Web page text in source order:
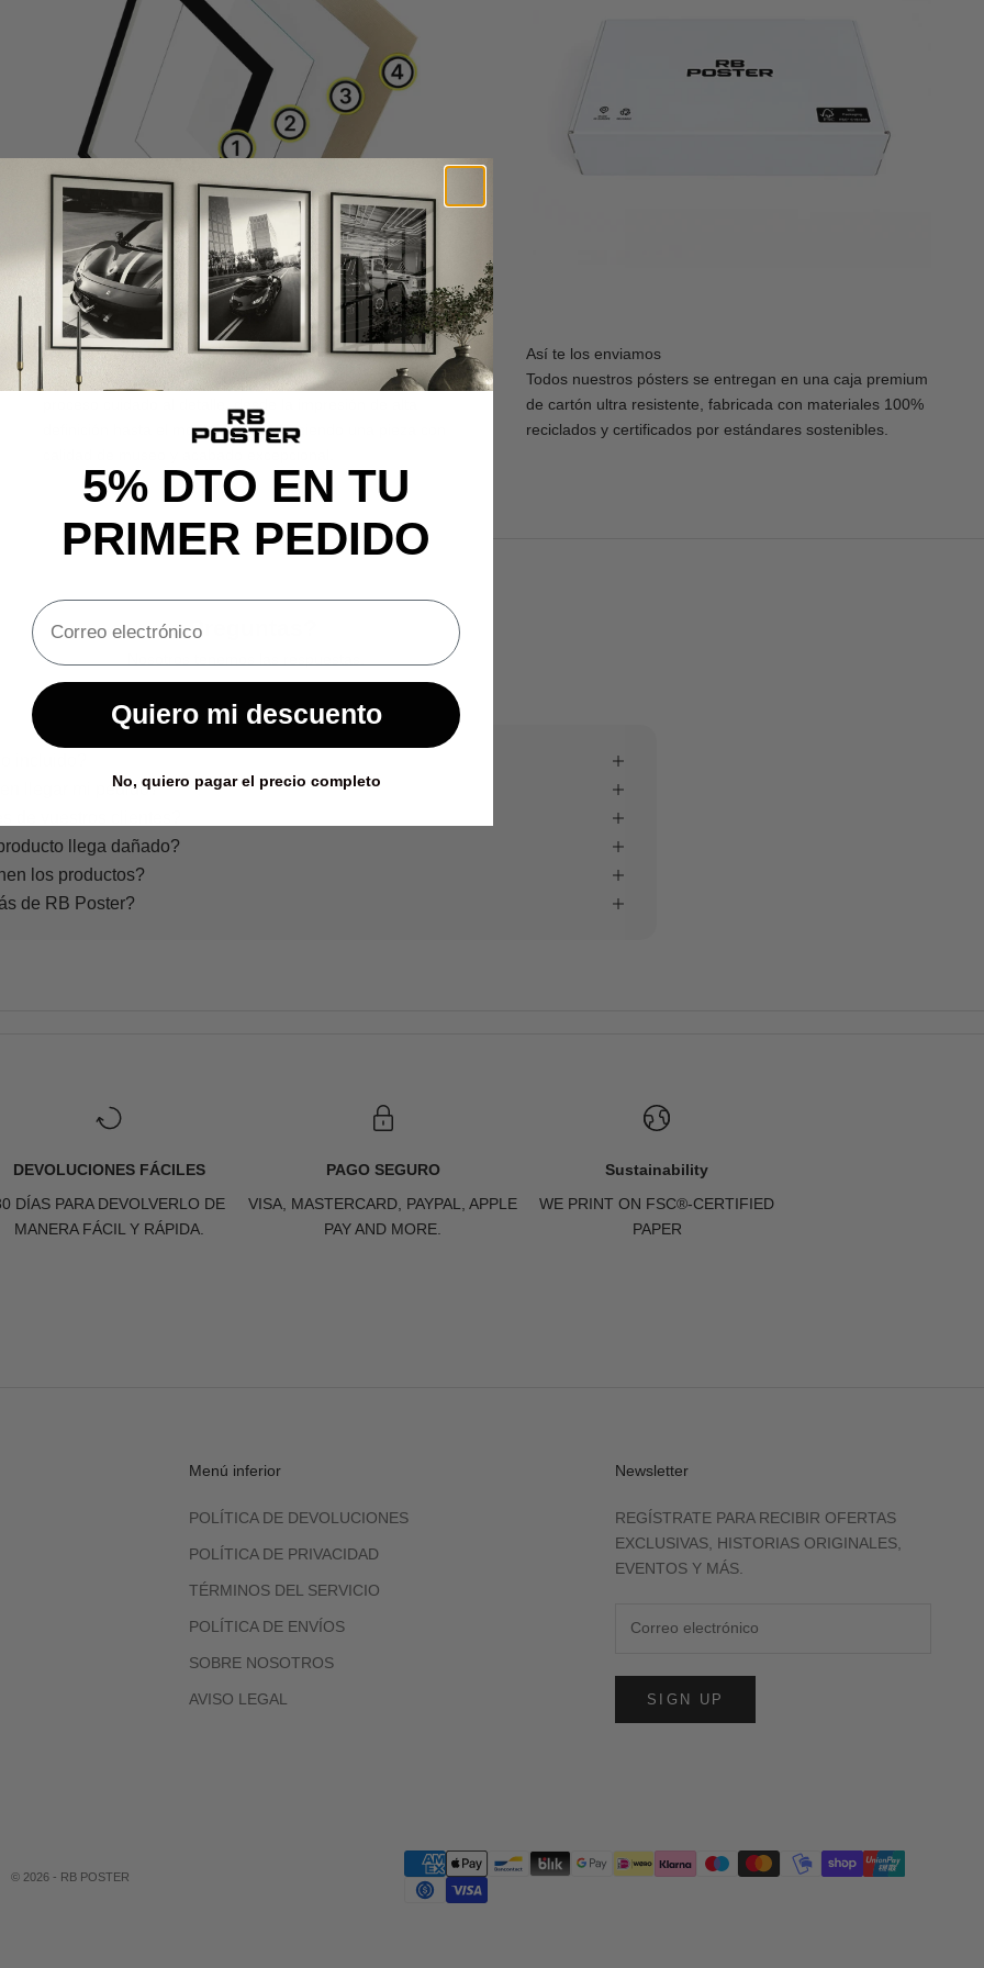
CALIDAD DE MUSEO
Cada poster se produce con materiales premium y un
definición hasta el montaje final, ofreciendo una pieza con
Así te los enviamos
Todos nuestros pósters se entregan en una caja premium
de cartón ultra resistente, fabricada con materiales 100%
reciclados y certificados por estándares sostenibles.
¿Preguntas?
llegar mi pedido?
llega dañado?
los productos?
de RB Poster?
DEVOLUCIONES FÁCILES
DÍAS PARA DEVOLVERLO DE
MANERA FÁCIL Y RÁPIDA.
PAGO SEGURO
VISA, MASTERCARD, PAYPAL, APPLE
PAY AND MORE.
Sustainability
WE PRINT ON FSC®-CERTIFIED
PAPER
Menú inferior
POLÍTICA DE DEVOLUCIONES
POLÍTICA DE PRIVACIDAD
TÉRMINOS DEL SERVICIO
POLÍTICA DE ENVÍOS
SOBRE NOSOTROS
AVISO LEGAL
Newsletter
REGÍSTRATE PARA RECIBIR OFERTAS
EXCLUSIVAS, HISTORIAS ORIGINALES,
EVENTOS Y MÁS.
SIGN UP
© 2026 - RB POSTER
5% DTO EN TU
PRIMER PEDIDO
Quiero mi descuento
No, quiero pagar el precio completo